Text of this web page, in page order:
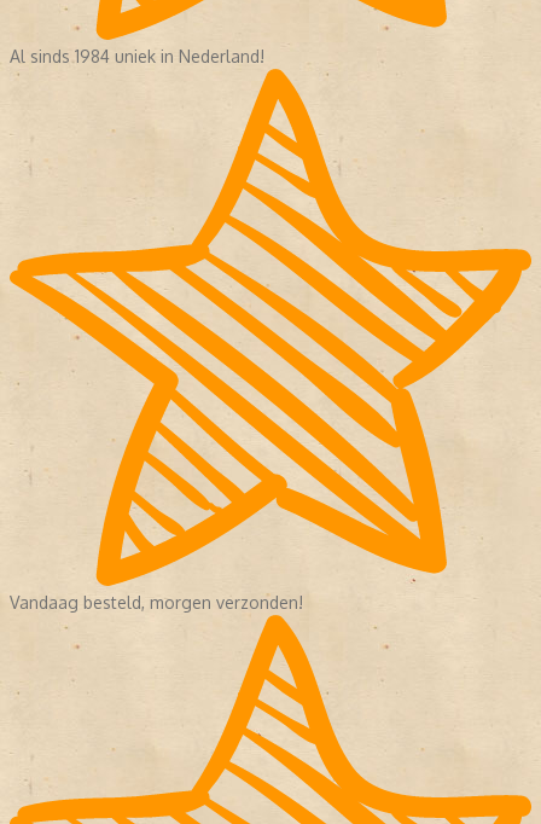
Al sinds 1984 uniek in Nederland!
Vandaag besteld, morgen verzonden!